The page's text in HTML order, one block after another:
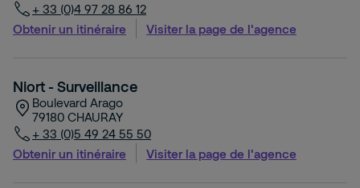
+ 33 (0)4 97 28 86 12
Obtenir un itinéraire
Visiter la page de l'agence
Niort - Surveillance
Boulevard Arago
79180 CHAURAY
+ 33 (0)5 49 24 55 50
Obtenir un itinéraire
Visiter la page de l'agence